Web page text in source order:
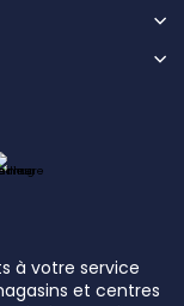
à votre service
et centres